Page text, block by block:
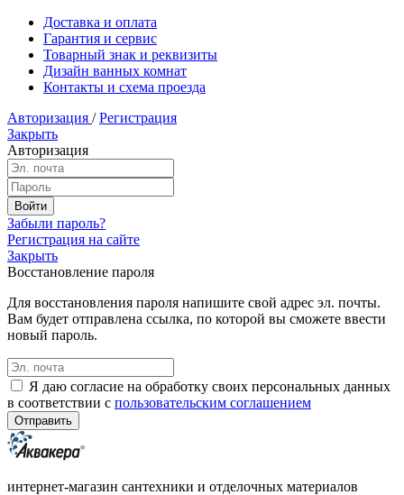
Доставка и оплата
Гарантия и сервис
Товарный знак и реквизиты
Дизайн ванных комнат
Контакты и схема проезда
Авторизация / Регистрация
Закрыть
Авторизация
Забыли пароль?
Регистрация на сайте
Закрыть
Восстановление пароля
Для восстановления пароля напишите свой адрес эл. почты.
Вам будет отправлена ссылка, по которой вы сможете ввести
новый пароль.
Я даю согласие на обработку своих персональных данных
в соответствии с пользовательским соглашением
интернет-магазин сантехники и отделочных материалов